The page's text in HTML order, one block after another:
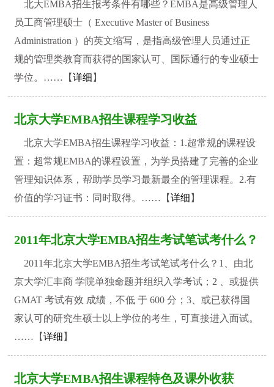
北大EMBA招生报考条件有哪些？EMBA是高级管理人
员工商管理硕士（ Executive Master of Business
Administration ）的英文缩写，是指高级管理人员通过正
规的管理类教育而获得的国家认可、国际通行的专业硕士
学位。……【详细 】
北京大学EMBA招生课程学习收益
北京大学EMBA招生课程学习收益：1.超常规的课程设
置：超常规EMBA的课程设置，为学员搭建了完善的企业
管理知识体系，帮助学员学习最新最全的管理课程。2.有
价值的学习证书：同时取得。……【详细 】
2011年北京大学EMBA招生考试笔试考什么？
2011年北京大学EMBA招生考试笔试考什么？1、由北
京大学汇丰商 学院单独命题并组织入学考试；2 、或提供
GMAT 考试有效 成绩，不低 于 600 分；3、或已获得国
家认可的研究生硕士以上学位的考生，可直接进入面试。
……【详细 】
北京大学EMBA招生课程特色及课外收获